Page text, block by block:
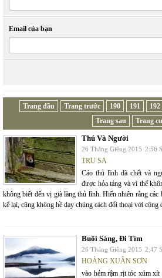
Email của bạn
Trang đầu Trang trước 190 191 192
Trang sau
Trang
Thú Và Người
26 Tháng Giêng 2015 2:56
TRU SA
Cáo thủ lĩnh đã chết và
được hỏa táng và vì thế
không biết đến vị già làng thủ lĩnh. Hiển nhiên rằng
kể lại, cũng không hề dạy chúng cách đối thoại với cộng
Buổi Sáng, Đi Tìm
26 Tháng Giêng 2015 2:47
HOÀNG XUÂN SƠN
vào hẻm rậm rịt tóc xúm